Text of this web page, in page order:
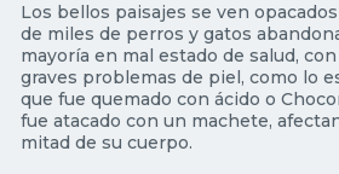
Los bellos paisajes se ven
de miles de perros y gatos
mayoría en mal estado de salud,
graves problemas de piel, como lo
que fue quemado con ácido o
fue atacado con un machete,
mitad de su cuerpo.